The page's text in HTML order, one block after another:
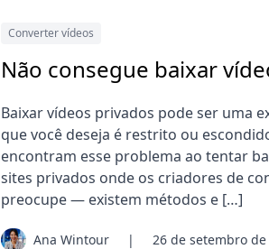
Converter vídeos
Não consegue baixar
Baixar vídeos privados pode ser uma
que você deseja é restrito ou
encontram esse problema ao tentar
sites privados onde os criadores de
preocupe — existem métodos e […]
Ana Wintour | 26 de setembro de